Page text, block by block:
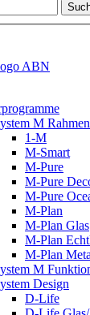
M Rahmen
1-M
M-Smart
M-Pure
M-Pure
M-Pure
M-Plan
M-Plan Glas
M-Plan
M-Plan
M
Design
D-Life